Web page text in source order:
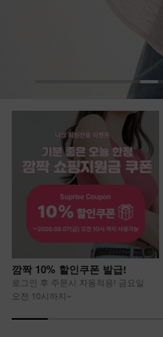
깜짝 10% 할인쿠폰 발급!
로그인 후 주문시 자동적용! 금요일
오전 10시까지~